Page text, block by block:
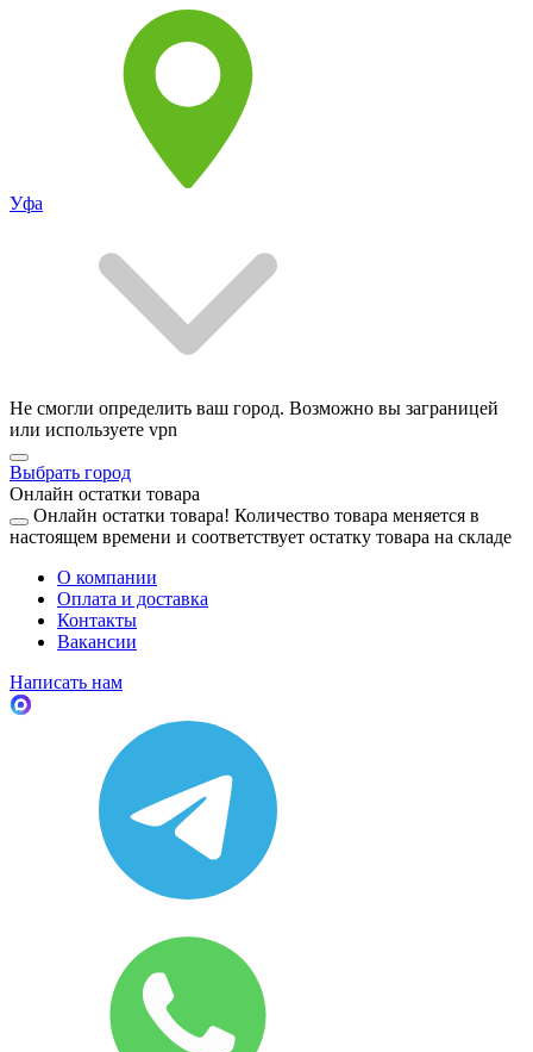
Уфа
Не смогли определить ваш город. Возможно вы заграницей
или используете vpn
Выбрать город
Онлайн остатки товара
Онлайн остатки товара! Количество товара меняется в
настоящем времени и соответствует остатку товара на складе
О компании
Оплата и доставка
Контакты
Вакансии
Написать нам